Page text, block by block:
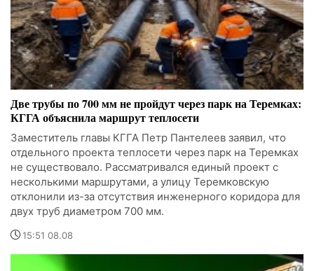
Две трубы по 700 мм не пройдут через парк на Теремках:
КГГА объяснила маршрут теплосети
Заместитель главы КГГА Петр Пантелеев заявил, что
отдельного проекта теплосети через парк на Теремках
не существовало. Рассматривался единый проект с
несколькими маршрутами, а улицу Теремковскую
отклонили из-за отсутствия инженерного коридора для
двух труб диаметром 700 мм.
15:51 08.08